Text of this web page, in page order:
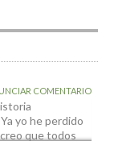
COMENTARIO
yo he perdido
que todos
sin terminarla.